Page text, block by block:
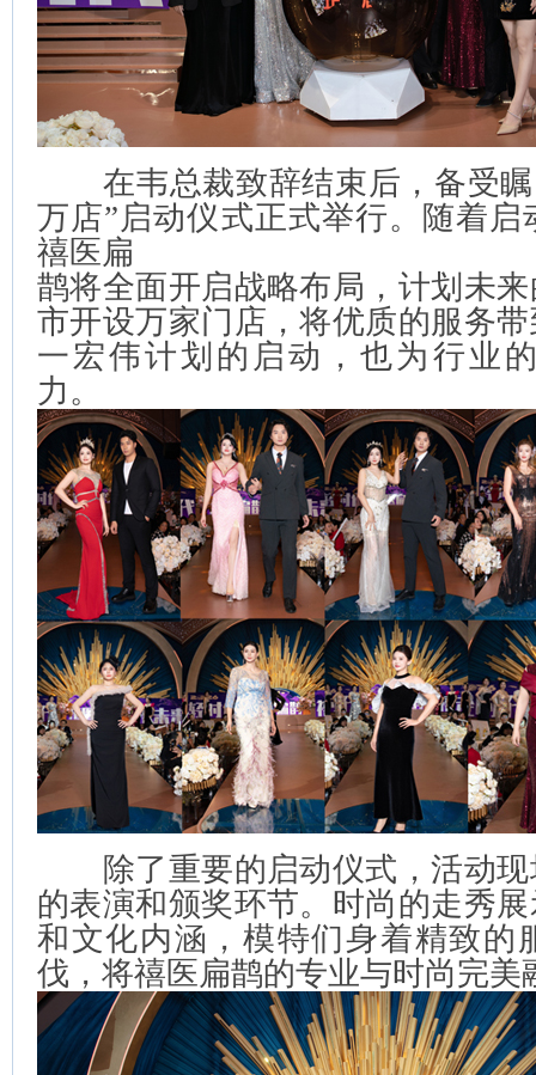
在韦总裁致辞结束后，备受瞩
万店”启动仪式正式举行。随着
禧医扁
鹊将全面开启战略布局，计划未
市开设万家门店，将优质的服务
一宏伟计划的启动，也为行业
力。 ​
除了重要的启动仪式，活动现
的表演和颁奖环节。时尚的走秀
和文化内涵，模特们身着精致的
伐，将禧医扁鹊的专业与时尚完美